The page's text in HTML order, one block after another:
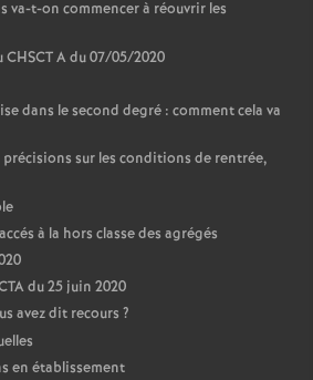
va-t-on commencer à réouvrir les
CHSCT A du 07/05/2020
dans le second degré : comment cela va
précisions sur les conditions de rentrée,
à la hors classe des agrégés
du 25 juin 2020
avez dit recours ?
en établissement